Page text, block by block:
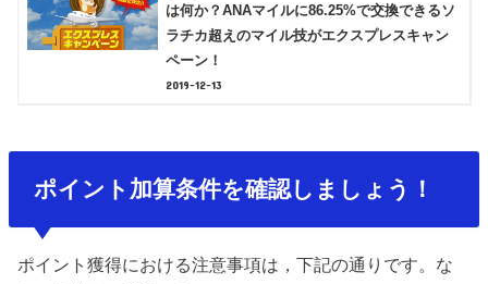
は何か？ANAマイルに86.25%で交換できるソ
ラチカ超えのマイル技がエクスプレスキャン
ペーン！
2019-12-13
ポイント加算条件を確認しましょう！
ポイント獲得における注意事項は，下記の通りです。な